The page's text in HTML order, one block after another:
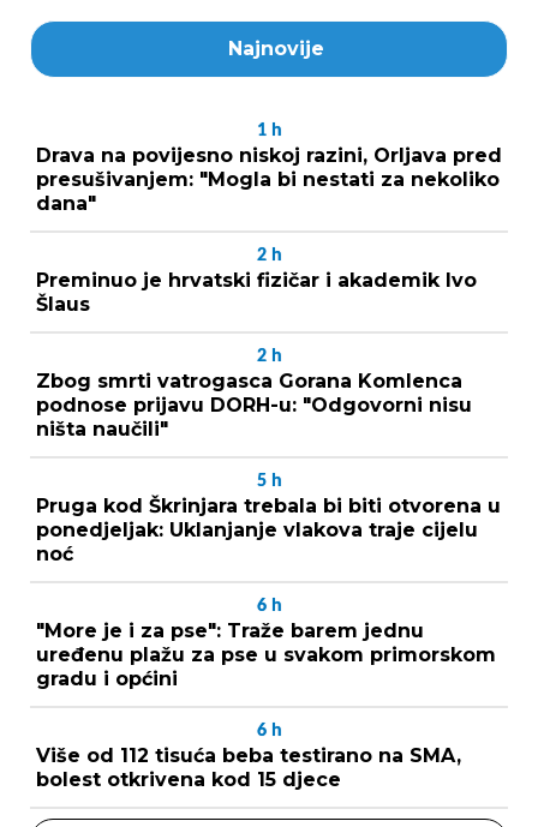
Najnovije
1 h
Drava na povijesno niskoj razini, Orljava pred
presušivanjem: "Mogla bi nestati za nekoliko
dana"
2 h
Preminuo je hrvatski fizičar i akademik Ivo
Šlaus
2 h
Zbog smrti vatrogasca Gorana Komlenca
podnose prijavu DORH-u: "Odgovorni nisu
ništa naučili"
5 h
Pruga kod Škrinjara trebala bi biti otvorena u
ponedjeljak: Uklanjanje vlakova traje cijelu
noć
6 h
"More je i za pse": Traže barem jednu
uređenu plažu za pse u svakom primorskom
gradu i općini
6 h
Više od 112 tisuća beba testirano na SMA,
bolest otkrivena kod 15 djece